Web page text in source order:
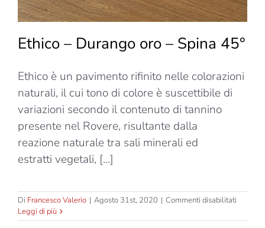
Ethico – Durango oro – Spina 45°
Ethico è un pavimento rifinito nelle colorazioni
naturali, il cui tono di colore è suscettibile di
variazioni secondo il contenuto di tannino
presente nel Rovere, risultante dalla
reazione naturale tra sali minerali ed
estratti vegetali, [...]
Di Francesco Valerio | Agosto 31st, 2020 | Commenti disabilitati
–
Leggi di più